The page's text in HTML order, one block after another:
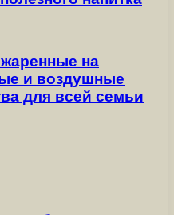
на
и воздушные
для всей семьи